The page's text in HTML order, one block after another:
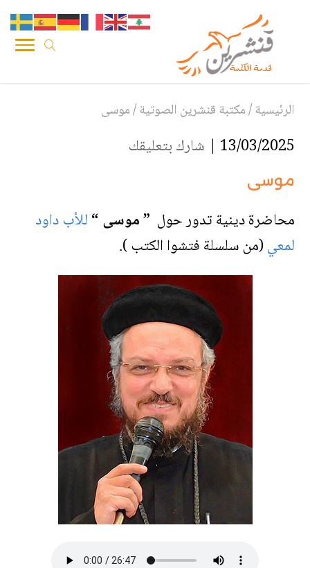
الرئيسية/مكتبة قنشرين الصوتية/موسى
13/03/2025 | شارك بتعليقك
موسى
محاضرة دينية تدور حول ” موسى “للأب داود
لمعي(من سلسلة فتشوا الكتب ).